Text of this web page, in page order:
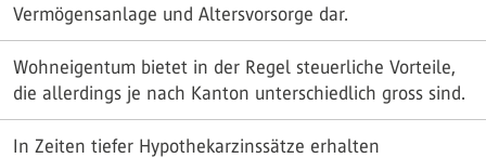
Vermögensanlage und Altersvorsorge dar.
Wohneigentum bietet in der Regel steuerliche Vorteile,
die allerdings je nach Kanton unterschiedlich gross sind.
In Zeiten tiefer Hypothekarzinssätze erhalten